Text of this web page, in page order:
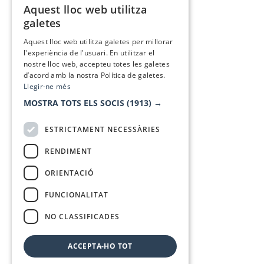
Aquest lloc web utilitza
galetes
Aquest lloc web utilitza galetes per millorar
l'experiència de l'usuari. En utilitzar el
nostre lloc web, accepteu totes les galetes
d’acord amb la nostra Política de galetes.
Llegir-ne més
MOSTRA TOTS ELS SOCIS (1913) →
ESTRICTAMENT NECESSÀRIES
RENDIMENT
ORIENTACIÓ
FUNCIONALITAT
NO CLASSIFICADES
ACCEPTA-HO TOT